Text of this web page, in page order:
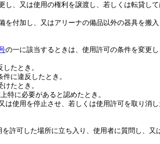
、又は使用の権利を譲渡し、若しくは転貸して
を付加し、又はアリーナの備品以外の器具を搬
の一に該当するときは、使用許可の条件を変更
たとき。
に違反したとき。
たとき。
特に必要があると認めたとき。
は使用を停止させ、若しくは使用許可を取り消
許可した場所に立ち入り、使用者に質問し、又